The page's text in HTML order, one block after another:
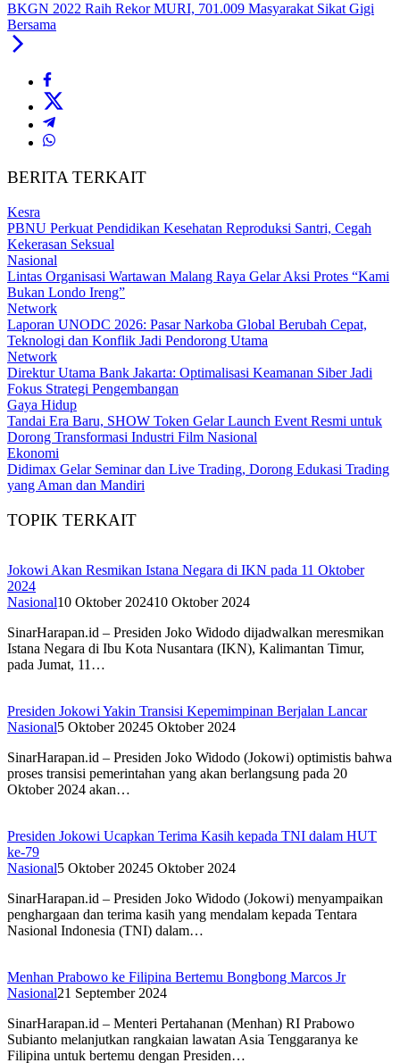
BKGN 2022 Raih Rekor MURI, 701.009 Masyarakat Sikat Gigi
Bersama
BERITA TERKAIT
Kesra
PBNU Perkuat Pendidikan Kesehatan Reproduksi Santri, Cegah
Kekerasan Seksual
Nasional
Lintas Organisasi Wartawan Malang Raya Gelar Aksi Protes “Kami
Bukan Londo Ireng”
Network
Laporan UNODC 2026: Pasar Narkoba Global Berubah Cepat,
Teknologi dan Konflik Jadi Pendorong Utama
Network
Direktur Utama Bank Jakarta: Optimalisasi Keamanan Siber Jadi
Fokus Strategi Pengembangan
Gaya Hidup
Tandai Era Baru, SHOW Token Gelar Launch Event Resmi untuk
Dorong Transformasi Industri Film Nasional
Ekonomi
Didimax Gelar Seminar dan Live Trading, Dorong Edukasi Trading
yang Aman dan Mandiri
TOPIK TERKAIT
Jokowi Akan Resmikan Istana Negara di IKN pada 11 Oktober
2024
Nasional10 Oktober 202410 Oktober 2024
SinarHarapan.id – Presiden Joko Widodo dijadwalkan meresmikan
Istana Negara di Ibu Kota Nusantara (IKN), Kalimantan Timur,
pada Jumat, 11…
Presiden Jokowi Yakin Transisi Kepemimpinan Berjalan Lancar
Nasional5 Oktober 20245 Oktober 2024
SinarHarapan.id – Presiden Joko Widodo (Jokowi) optimistis bahwa
proses transisi pemerintahan yang akan berlangsung pada 20
Oktober 2024 akan…
Presiden Jokowi Ucapkan Terima Kasih kepada TNI dalam HUT
ke-79
Nasional5 Oktober 20245 Oktober 2024
SinarHarapan.id – Presiden Joko Widodo (Jokowi) menyampaikan
penghargaan dan terima kasih yang mendalam kepada Tentara
Nasional Indonesia (TNI) dalam…
Menhan Prabowo ke Filipina Bertemu Bongbong Marcos Jr
Nasional21 September 2024
SinarHarapan.id – Menteri Pertahanan (Menhan) RI Prabowo
Subianto melanjutkan rangkaian lawatan Asia Tenggaranya ke
Filipina untuk bertemu dengan Presiden…